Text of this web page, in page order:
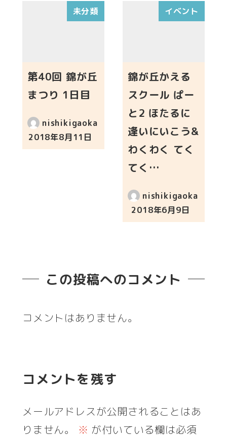
未分類
第40回 錦が丘
まつり 1日目
nishikigaoka
投稿日
2018年8月11日
イベント
錦が丘かえる
スクール ぱー
と2 ほたるに
逢いにいこう&
わくわく てく
てく…
nishikigaoka
投稿日
2018年6月9日
この投稿へのコメント
コメントはありません。
コメントを残す
メールアドレスが公開されることはあ
りません。
※ が付いている欄は必須